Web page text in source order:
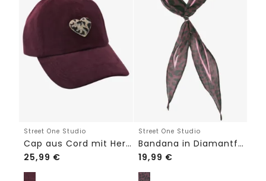
Street One Studio
Cap aus Cord mit Herzdetail
25,99 €
Street One Studio
Bandana in Diamantform mit Ring
19,99 €